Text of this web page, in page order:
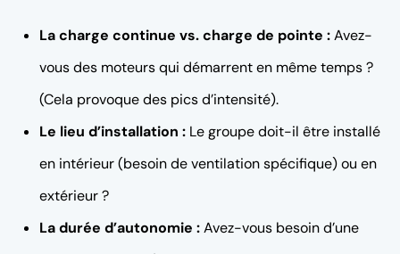
La charge continue vs. charge de pointe :Avez-
vous des moteurs qui démarrent en même temps ?
(Cela provoque des pics d’intensité).
Le lieu d’installation : Le groupe doit-il être installé
en intérieur (besoin de ventilation spécifique) ou en
extérieur ?
La durée d’autonomie :Avez-vous besoin d’une